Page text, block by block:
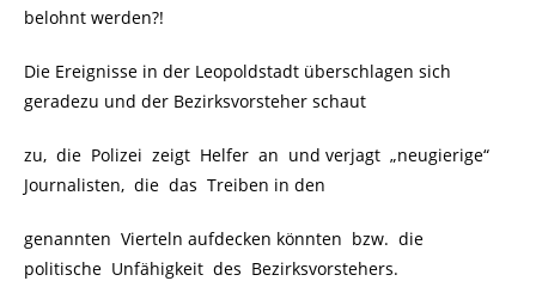
belohnt werden?!
Die Ereignisse in der Leopoldstadt überschlagen sich
geradezu und der Bezirksvorsteher schaut
zu, die Polizei zeigt Helfer an und verjagt „neugierige“
Journalisten, die das Treiben in den
genannten Vierteln aufdecken könnten bzw. die
politische Unfähigkeit des Bezirksvorstehers.